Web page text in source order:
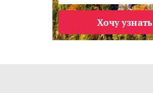
Хочу узнать